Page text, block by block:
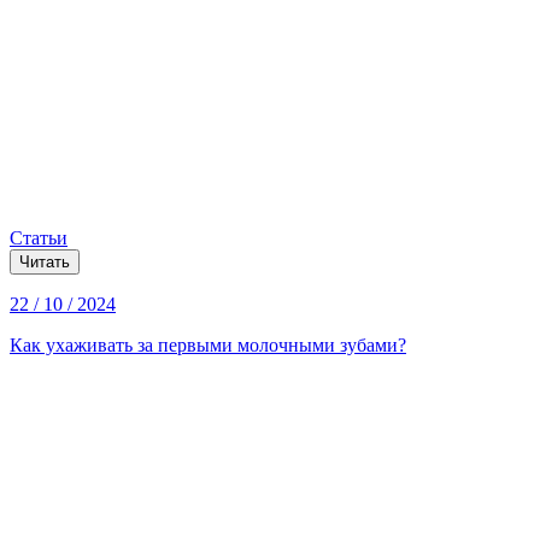
Статьи
Читать
22 / 10 / 2024
Как ухаживать за первыми молочными зубами?